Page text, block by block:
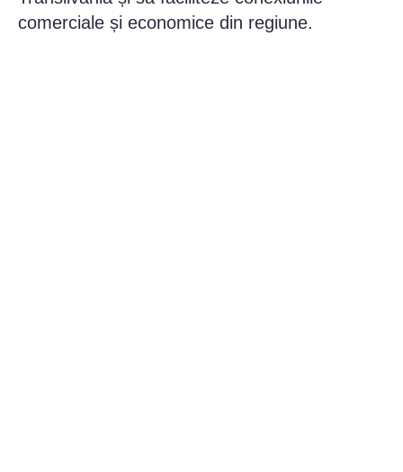
comerciale și economice din regiune.